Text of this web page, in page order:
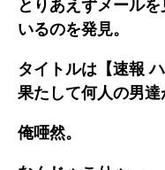
とりあえずメール
いるのを発見。
タイトルは【速報
果たして何人の男達
俺唖然。